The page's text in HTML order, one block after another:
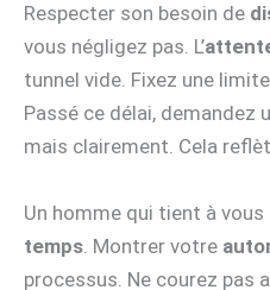
Respecter son besoin de
vous négligez pas. L’
tunnel vide. Fixez une
Passé ce délai, demandez
mais clairement. Cela
Un homme qui tient à
temps . Montrer votre
processus. Ne courez pas